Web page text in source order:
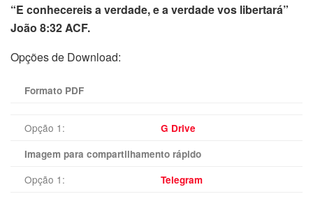
“E conhecereis a verdade, e a verdade vos libertará”
João 8:32 ACF.
Opções de Download:
Formato PDF
Opção 1:
G Drive
Imagem para compartilhamento rápido
Opção 1: Telegram